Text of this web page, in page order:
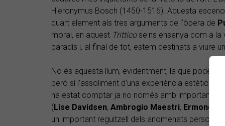
Hieronymus Bosch (1450-1516). Aquesta
quart element als tres arguments de l'òpera de
moral, en aquest Trittico se'ns ensenya com a la
paradís i, al final de tot, estem destinats a viure
No és aquesta llum, evidentment, la que podem
però sí l'assoliment d'una experiència estètica
ha estat comptar ja no només amb importants
( Lise Davidsen, Ambrogio Maestri, Ermonela
un important reguitzell dels anomenats